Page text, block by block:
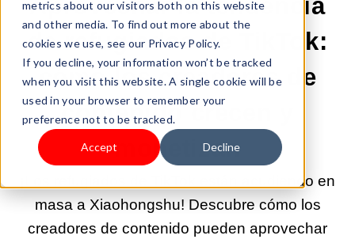
metrics about our visitors both on this website
and other media. To find out more about the
cookies we use, see our Privacy Policy.
If you decline, your information won’t be tracked
when you visit this website. A single cookie will be
used in your browser to remember your
preference not to be tracked.
Accept Decline
de refugiados de TikTok:
cómo los creadores de
contenido crecen y
monetizan
¡Los refugiados de TikTok están acudiendo en
masa a Xiaohongshu! Descubre cómo los
creadores de contenido pueden aprovechar